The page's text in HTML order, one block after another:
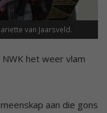
van Jaarsveld.
het weer vlam
aan die gons